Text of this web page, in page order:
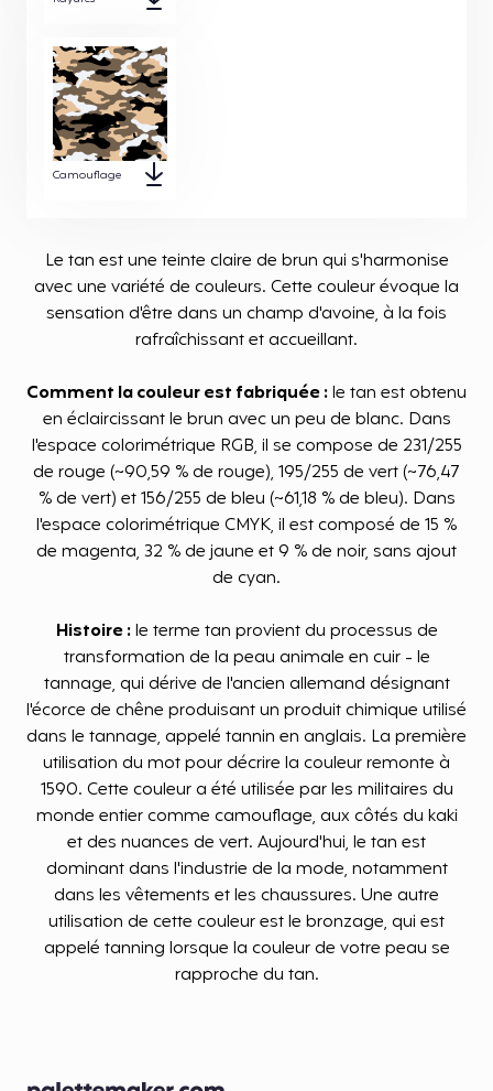
Le tan est une teinte claire de brun qui s'harmonise
avec une variété de couleurs. Cette couleur évoque la
sensation d'être dans un champ d'avoine, à la fois
rafraîchissant et accueillant.
Comment la couleur est fabriquée :le tan est obtenu
en éclaircissant le brun avec un peu de blanc. Dans
l'espace colorimétrique RGB, il se compose de 231/255
de rouge (~90,59 % de rouge), 195/255 de vert (~76,47
% de vert) et 156/255 de bleu (~61,18 % de bleu). Dans
l'espace colorimétrique CMYK, il est composé de 15 %
de magenta, 32 % de jaune et 9 % de noir, sans ajout
de cyan.
Histoire :le terme tan provient du processus de
transformation de la peau animale en cuir - le
tannage, qui dérive de l'ancien allemand désignant
l'écorce de chêne produisant un produit chimique utilisé
dans le tannage, appelé tannin en anglais. La première
utilisation du mot pour décrire la couleur remonte à
1590. Cette couleur a été utilisée par les militaires du
monde entier comme camouflage, aux côtés du kaki
et des nuances de vert. Aujourd'hui, le tan est
dominant dans l'industrie de la mode, notamment
dans les vêtements et les chaussures. Une autre
utilisation de cette couleur est le bronzage, qui est
appelé tanning lorsque la couleur de votre peau se
rapproche du tan.
Camouflage